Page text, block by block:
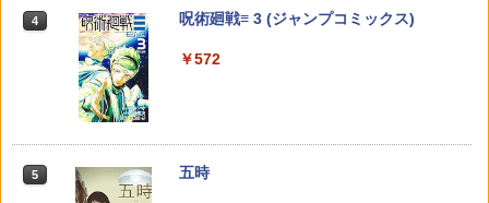
ス） [ 尾田 栄一郎 ]
（4） 【電子書籍】[ ナガノ ]
コミックススペシャル） [ ふじもと ゆう
き ]
彩夏 ]
￥3,850
椛島 光 ]
週刊少年マガジン 2026年35号[2026年7
異世界居酒屋「のぶ」(22) (角川コミッ
4 呪術廻戦≡ 3 (ジャンプコミックス)
￥572
5 五時